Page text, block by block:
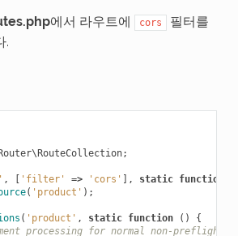
에서 라우트에 cors
필터를
.
;
, [ 'filter' => 'cors' ], static function
( 'product' );
( 'product' , static function ()
{
processing for normal non-preflight